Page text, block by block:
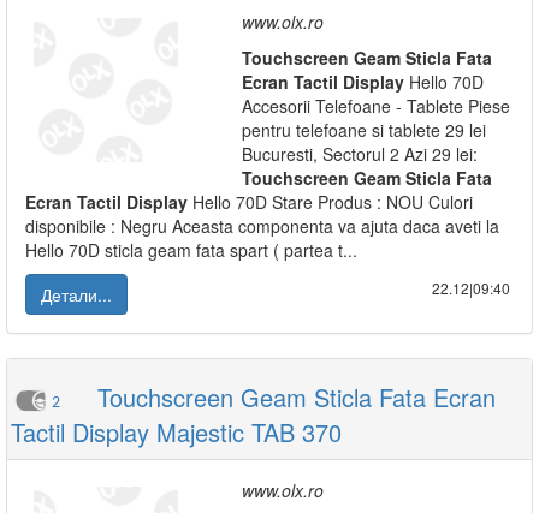
www.olx.ro
Touchscreen Geam Sticla Fata
Ecran Tactil Display Hello 70D
Accesorii Telefoane - Tablete Piese
pentru telefoane si tablete 29 lei
Bucuresti, Sectorul 2 Azi 29 lei:
Touchscreen Geam Sticla Fata
Ecran Tactil Display Hello 70D Stare Produs : NOU Culori
disponibile : Negru Aceasta componenta va ajuta daca aveti la
Hello 70D sticla geam fata spart ( partea t...
Детали...
22.12|09:40
2
Touchscreen Geam Sticla Fata Ecran
Tactil Display Majestic TAB 370
www.olx.ro